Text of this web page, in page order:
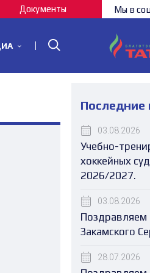
Документы Мы в
Последние
03.08.2026
Учебно-
хоккейных
2026/2027.
03.08.2026
Закамского
28.07.2026